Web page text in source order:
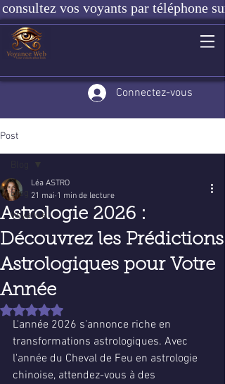
consultez vos voyants par téléphone
Connectez-vous
Post
Blog
Voyance
Astrologie 2026 :
Découvrez les Prédictions
Astrologiques pour Votre
Année
Léa ASTRO
21 mai 1 min de lecture
Noté NaN étoiles sur 5.
L'année 2026 s'annonce riche en
transformations astrologiques. Avec
l'année du Cheval de Feu en astrologie
chinoise, attendez-vous à des